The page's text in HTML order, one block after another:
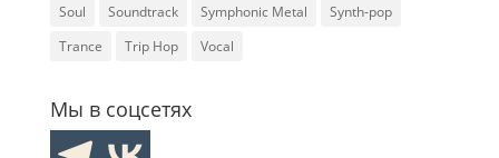
Soul
Soundtrack Symphonic Metal
Synth-pop
Trance
Trip Hop Vocal
Мы в соцсетях